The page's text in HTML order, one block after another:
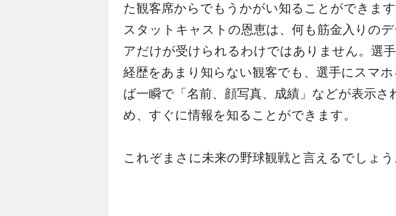
た観客席からでもうかがい知ることができます
スタットキャストの恩恵は、何も筋金入りの
アだけが受けられるわけではありません。選
経歴をあまり知らない観客でも、選手にスマ
ば一瞬で「名前、顔写真、成績」などが表示さ
め、すぐに情報を知ることができます。
これぞまさに未来の野球観戦と言えるでしょう